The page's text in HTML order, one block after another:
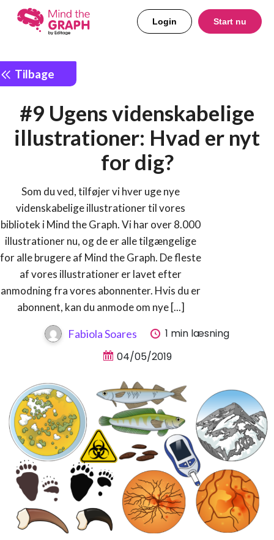
Login Start nu
Tilbage
#9 Ugens videnskabelige
illustrationer: Hvad er nyt
for dig?
Som du ved, tilføjer vi hver uge nye
videnskabelige illustrationer til vores
bibliotek i Mind the Graph. Vi har over 8.000
illustrationer nu, og de er alle tilgængelige
for alle brugere af Mind the Graph. De fleste
af vores illustrationer er lavet efter
anmodning fra vores abonnenter. Hvis du er
abonnent, kan du anmode om nye [...]
Fabiola Soares
1 min læsning
04/05/2019